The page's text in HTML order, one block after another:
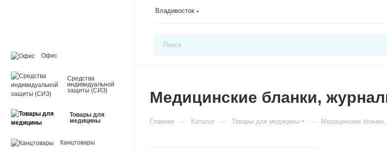
Владивосток
Офис
Средства
индивидуальной
защиты (СИЗ)
Товары для
медицины
Канцтовары
Медицинские бланки,
Главная — Каталог — Товары для медицины — Медицинские